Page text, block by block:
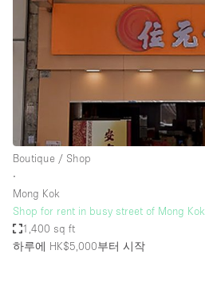
Boutique / Shop
∙
Mong Kok
Shop for rent in busy street of Mong Kok
1,400 sq ft
하루에 HK$5,000부터 시작